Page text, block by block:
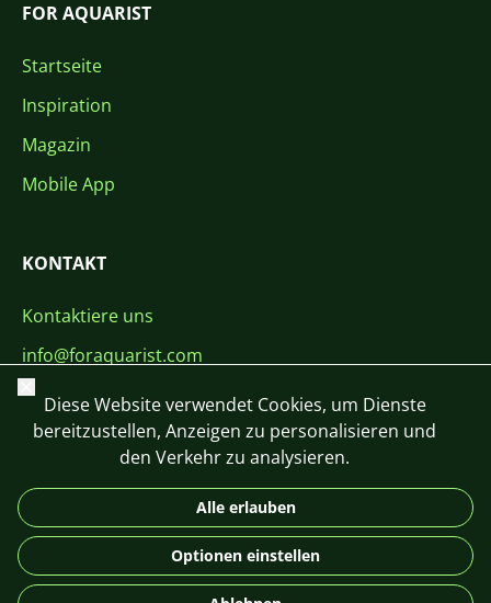
FOR AQUARIST
Startseite
Inspiration
Magazin
Mobile App
KONTAKT
Kontaktiere uns
info@foraquarist.com
+420 603 449 602
DE
© 2026 For Aquarist
Schließen
Diese Website verwendet Cookies, um Dienste
bereitzustellen, Anzeigen zu personalisieren und
den Verkehr zu analysieren.
Alle erlauben
Optionen einstellen